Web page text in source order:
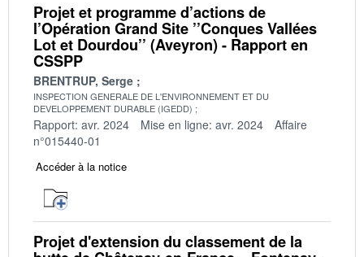
Projet et programme d’actions de
l’Opération Grand Site ’’Conques Vallées
Lot et Dourdou’’ (Aveyron) - Rapport en
CSSPP
BRENTRUP, Serge
INSPECTION GENERALE DE L'ENVIRONNEMENT ET DU
DEVELOPPEMENT DURABLE (IGEDD)
Rapport: avr. 2024 Mise en ligne: avr. 2024
Affaire
n°015440-01
Accéder à la notice
Projet d'extension du classement de la